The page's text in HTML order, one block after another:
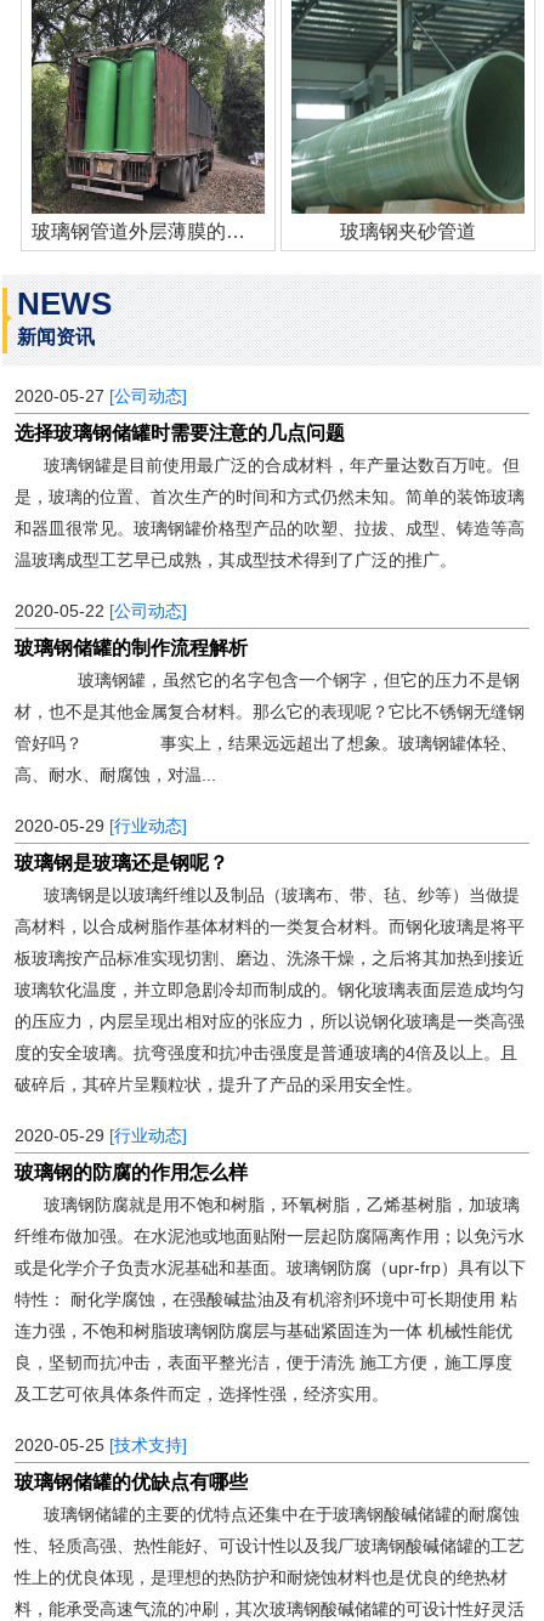
玻璃钢管道外层薄膜的作用 玻璃钢夹砂管道
NEWS
新闻资讯
2020-05-27 [公司动态]
选择玻璃钢储罐时需要注意的几点问题
玻璃钢罐是目前使用最广泛的合成材料，年产量达数百万吨。但
是，玻璃的位置、首次生产的时间和方式仍然未知。简单的装饰玻璃
和器皿很常见。玻璃钢罐价格型产品的吹塑、拉拔、成型、铸造等高
温玻璃成型工艺早已成熟，其成型技术得到了广泛的推广。
2020-05-22 [公司动态]
玻璃钢储罐的制作流程解析
玻璃钢罐，虽然它的名字包含一个钢字，但它的压力不是钢
材，也不是其他金属复合材料。那么它的表现呢？它比不锈钢无缝钢
管好吗？ 事实上，结果远远超出了想象。玻璃钢罐体轻、
高、耐水、耐腐蚀，对温...
2020-05-29 [行业动态]
玻璃钢是玻璃还是钢呢？
玻璃钢是以玻璃纤维以及制品（玻璃布、带、毡、纱等）当做提
高材料，以合成树脂作基体材料的一类复合材料。而钢化玻璃是将平
板玻璃按产品标准实现切割、磨边、洗涤干燥，之后将其加热到接近
玻璃软化温度，并立即急剧冷却而制成的。钢化玻璃表面层造成均匀
的压应力，内层呈现出相对应的张应力，所以说钢化玻璃是一类高强
度的安全玻璃。抗弯强度和抗冲击强度是普通玻璃的4倍及以上。且
破碎后，其碎片呈颗粒状，提升了产品的采用安全性。
2020-05-29 [行业动态]
玻璃钢的防腐的作用怎么样
玻璃钢防腐就是用不饱和树脂，环氧树脂，乙烯基树脂，加玻璃
纤维布做加强。在水泥池或地面贴附一层起防腐隔离作用；以免污水
或是化学介子负责水泥基础和基面。玻璃钢防腐（upr-frp）具有以下
特性： 耐化学腐蚀，在强酸碱盐油及有机溶剂环境中可长期使用 粘
连力强，不饱和树脂玻璃钢防腐层与基础紧固连为一体 机械性能优
良，坚韧而抗冲击，表面平整光洁，便于清洗 施工方便，施工厚度
及工艺可依具体条件而定，选择性强，经济实用。
2020-05-25 [技术支持]
玻璃钢储罐的优缺点有哪些
玻璃钢储罐的主要的优特点还集中在于玻璃钢酸碱储罐的耐腐蚀
性、轻质高强、热性能好、可设计性以及我厂玻璃钢酸碱储罐的工艺
性上的优良体现，是理想的热防护和耐烧蚀材料也是优良的绝热材
料，能承受高速气流的冲刷，其次玻璃钢酸碱储罐的可设计性好灵活